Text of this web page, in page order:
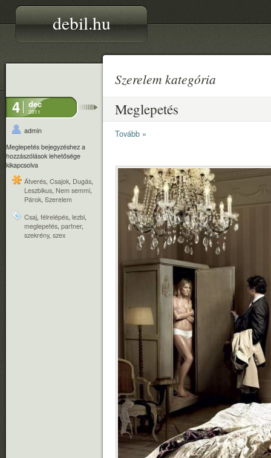
debil.hu
Szerelem kategória
4 dec
2011
admin
Meglepetés bejegyzéshez a
hozzászólások lehetősége
kikapcsolva
Átverés, Csajok, Dugás,
Leszbikus, Nem semmi,
Párok, Szerelem
Csaj, félrelépés, lezbi,
meglepetés, partner,
szekrény, szex
Meglepetés
Tovább »